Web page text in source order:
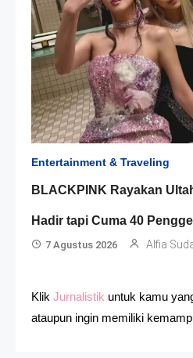
Entertainment & Traveling
BLACKPINK Rayakan
Hadir tapi Cuma 40
7 Agustus 2026 Alfia
Klik Jurnalistik untuk kamu
ataupun ingin memiliki